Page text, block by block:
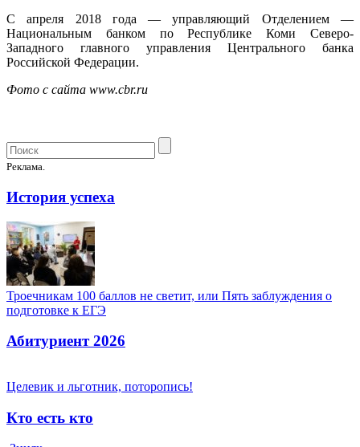
С апреля 2018 года — управляющий Отделением —
Национальным банком по Республике Коми Северо-
Западного главного управления Центрального банка
Российской Федерации.
Фото с сайта www.cbr.ru
Реклама.
История успеха
Троечникам 100 баллов не светит, или Пять заблуждения о
подготовке к ЕГЭ
Абитуриент 2026
Целевик и льготник, поторопись!
Кто есть кто